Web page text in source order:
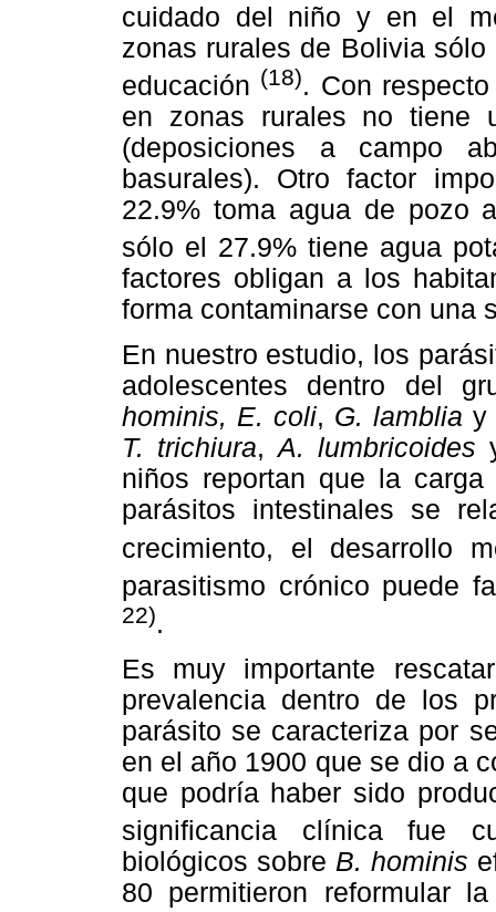
cuidado del niño y en el
zonas rurales de Bolivia
educación (18). Con
en zonas rurales no tiene
(deposiciones a campo
basurales). Otro factor
22.9% toma agua de pozo
sólo el 27.9% tiene agua
factores obligan a los
forma contaminarse con una
En nuestro estudio, los
adolescentes dentro del
hominis, E. coli, G. lamblia y
T. trichiura,A. lumbricoides
niños reportan que la
parásitos intestinales se
crecimiento, el desarrollo
parasitismo crónico puede
22).
Es muy importante
prevalencia dentro de los
parásito se caracteriza por
en el año 1900 que se dio a
que podría haber sido
significancia clínica fue
biológicos sobre B. hominis
80 permitieron reformular